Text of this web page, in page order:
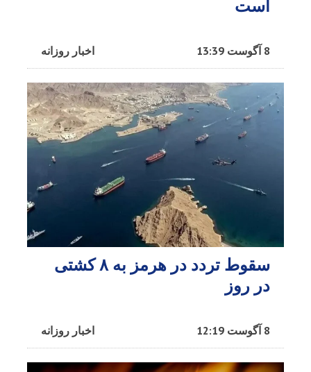
است
اخبار روزانه 8 آگوست 13:39
سقوط تردد در هرمز به ۸ کشتی
در روز
اخبار روزانه 8 آگوست 12:19